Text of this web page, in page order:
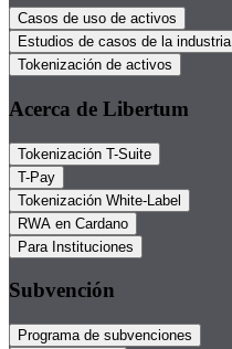
Casos de uso de activos
Estudios de casos de la industria
Tokenización de activos
Acerca de Libertum
Tokenización T-Suite
T-Pay
Tokenización White-Label
RWA en Cardano
Para Instituciones
Subvención
Programa de subvenciones